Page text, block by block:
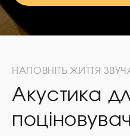
НАПОВНІТЬ ЖИТТЯ
Акустика